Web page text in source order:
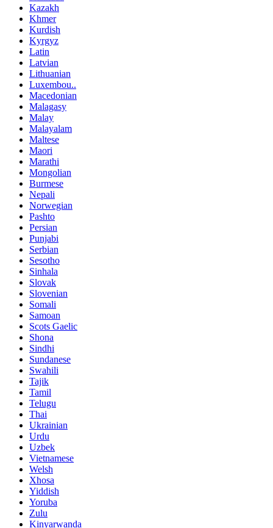
Kazakh
Khmer
Kurdish
Kyrgyz
Latin
Latvian
Lithuanian
Luxembou..
Macedonian
Malagasy
Malay
Malayalam
Maltese
Maori
Marathi
Mongolian
Burmese
Nepali
Norwegian
Pashto
Persian
Punjabi
Serbian
Sesotho
Sinhala
Slovak
Slovenian
Somali
Samoan
Scots Gaelic
Shona
Sindhi
Sundanese
Swahili
Tajik
Tamil
Telugu
Thai
Ukrainian
Urdu
Uzbek
Vietnamese
Welsh
Xhosa
Yiddish
Yoruba
Zulu
Kinyarwanda